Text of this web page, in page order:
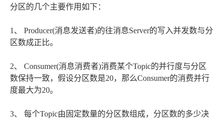
分区的几个主要作用如下：
1、 Producer(消息发送者)的往消息Server的写入并发数与分
区数成正比。
2、 Consumer(消息消费者)消费某个Topic的并行度与分区
数保持一致，假设分区数是20，那么Consumer的消费并行
度最大为20。
3、 每个Topic由固定数量的分区数组成，分区数的多少决